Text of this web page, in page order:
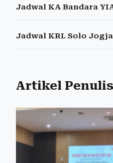
Jadwal KA Bandara
Jadwal KRL Solo
Artikel Penulis